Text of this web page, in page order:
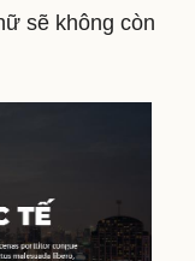
sẽ không còn